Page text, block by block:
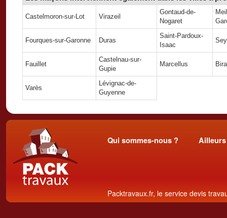
Castelmoron-sur-Lot Virazeil
Gontaud-de-
Nogaret
Fourques-sur-Garonne Duras
Saint-Pardoux-
Isaac
Fauillet
Castelnau-sur-
Gupie
Marcellus
Varès
Lévignac-de-
Guyenne
Qui sommes-nous ?
Packtravaux.fr, le service devis